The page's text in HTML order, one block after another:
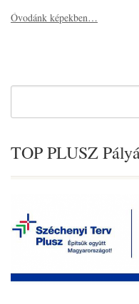
Óvodánk képekben…
TOP PLUSZ